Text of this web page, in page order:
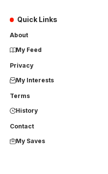
Quick Links
About
My Feed
Privacy
My Interests
Terms
History
Contact
My Saves